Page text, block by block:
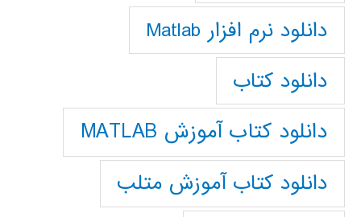
دانلود نرم افزار Matlab
دانلود کتاب
دانلود کتاب آموزش MATLAB
دانلود کتاب آموزش متلب